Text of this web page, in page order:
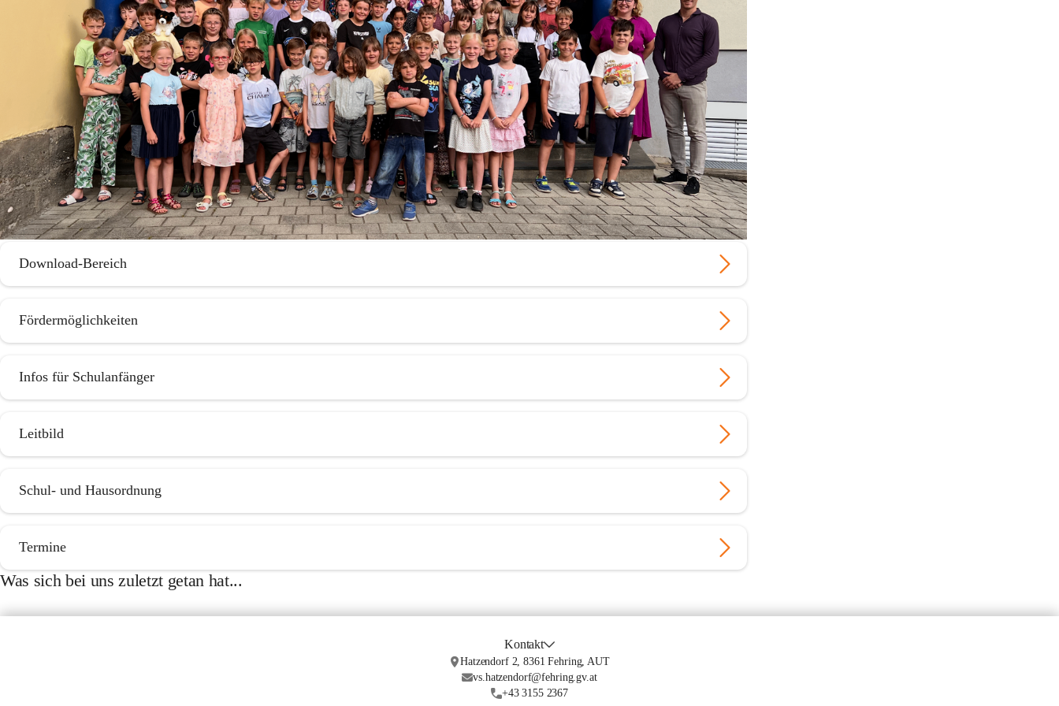
Download-Bereich
Fördermöglichkeiten
Infos für Schulanfänger
Leitbild
Schul- und Hausordnung
Termine
Was sich bei uns zuletzt getan hat...
Kontakt
Hatzendorf 2, 8361 Fehring, AUT
vs.hatzendorf@fehring.gv.at
+43 3155 2367